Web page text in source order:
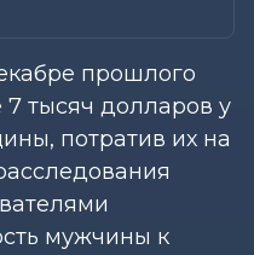
прошлого
тысяч долларов у
потратив их на
мужчины к